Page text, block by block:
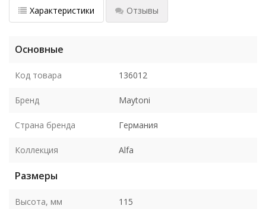
Характеристики Отзывы
Основные
Код товара 136012
Бренд Maytoni
Страна бренда Германия
Коллекция Alfa
Размеры
Высота, мм 115